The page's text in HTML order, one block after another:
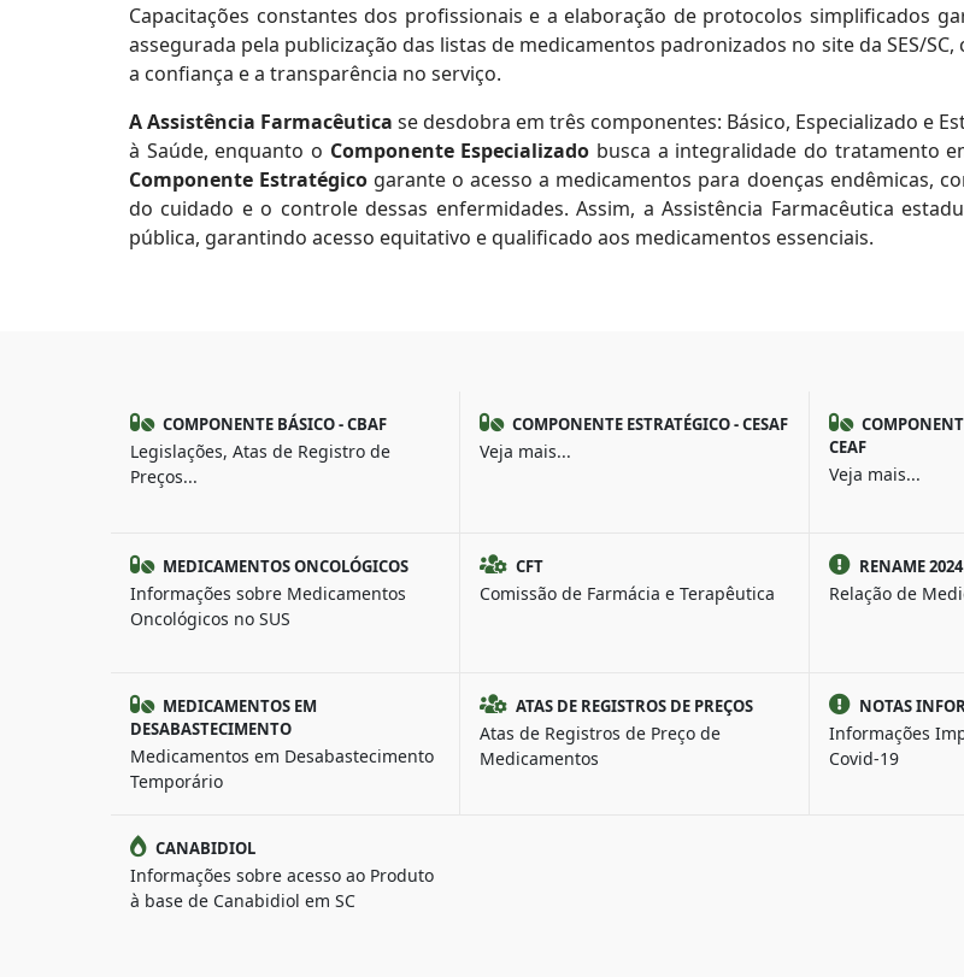
Capacitações constantes dos profissionais e a elaboração de protocolos simplificados
assegurada pela publicização das listas de medicamentos padronizados no site da SES/
a confiança e a transparência no serviço.
A Assistência Farmacêutica se desdobra em três componentes: Básico, Especializado e
à Saúde, enquanto o Componente Especializado busca a integralidade do tratamento
Componente Estratégico garante o acesso a medicamentos para doenças endêmicas,
do cuidado e o controle dessas enfermidades. Assim, a Assistência Farmacêutica
pública, garantindo acesso equitativo e qualificado aos medicamentos essenciais.
COMPONENTE BÁSICO - CBAF
Legislações, Atas de Registro de
Preços...
COMPONENTE ESTRATÉGICO - CESAF
Veja mais...
CEAF
Veja mais...
MEDICAMENTOS ONCOLÓGICOS
Informações sobre Medicamentos
Oncológicos no SUS
CFT
Comissão de Farmácia e Terapêutica
RENAME 2024
Relação de
MEDICAMENTOS EM
DESABASTECIMENTO
Medicamentos em Desabastecimento
Temporário
ATAS DE REGISTROS DE PREÇOS
Atas de Registros de Preço de
Medicamentos
NOTAS
Informações
Covid-19
CANABIDIOL
Informações sobre acesso ao Produto
à base de Canabidiol em SC